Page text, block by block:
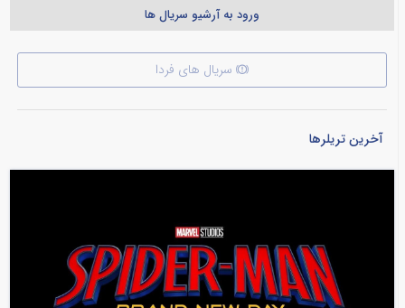
ورود به آرشیو سریال ها
سریال های فردا
آخرین تریلرها